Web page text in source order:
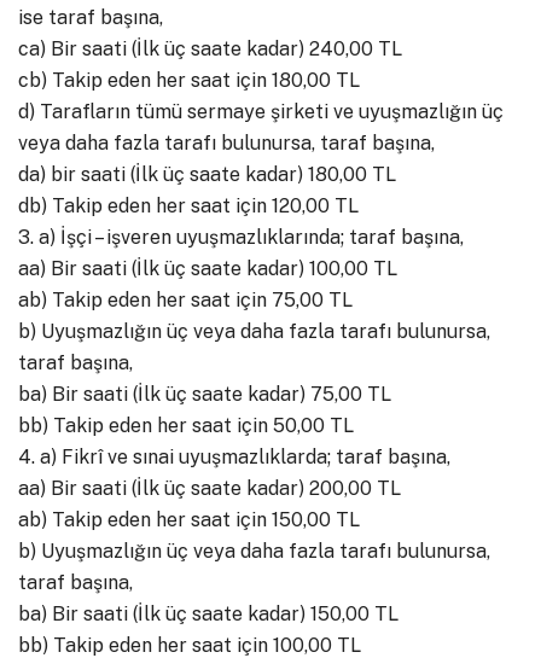
ise taraf başına,
ca) Bir saati (İlk üç saate kadar) 240,00 TL
cb) Takip eden her saat için 180,00 TL
d) Tarafların tümü sermaye şirketi ve uyuşmazlığın üç
veya daha fazla tarafı bulunursa, taraf başına,
da) bir saati (İlk üç saate kadar) 180,00 TL
db) Takip eden her saat için 120,00 TL
3. a) İşçi – işveren uyuşmazlıklarında; taraf başına,
aa) Bir saati (İlk üç saate kadar) 100,00 TL
ab) Takip eden her saat için 75,00 TL
b) Uyuşmazlığın üç veya daha fazla tarafı bulunursa,
taraf başına,
ba) Bir saati (İlk üç saate kadar) 75,00 TL
bb) Takip eden her saat için 50,00 TL
4. a) Fikrî ve sınai uyuşmazlıklarda; taraf başına,
aa) Bir saati (İlk üç saate kadar) 200,00 TL
ab) Takip eden her saat için 150,00 TL
b) Uyuşmazlığın üç veya daha fazla tarafı bulunursa,
taraf başına,
ba) Bir saati (İlk üç saate kadar) 150,00 TL
bb) Takip eden her saat için 100,00 TL